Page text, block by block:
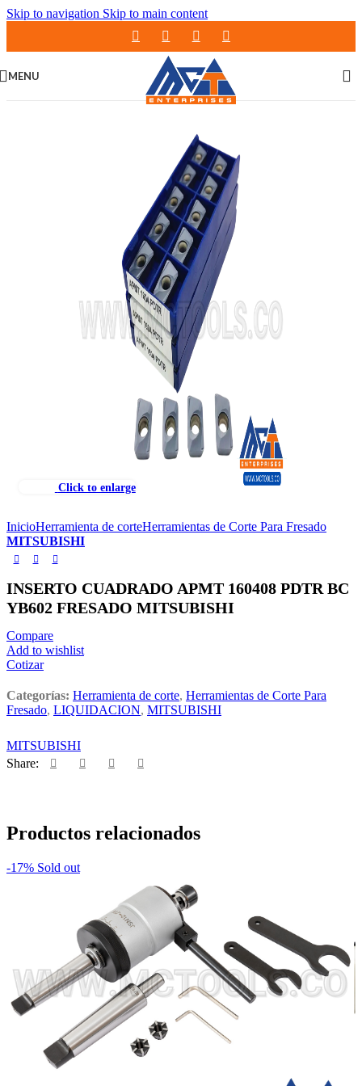
Skip to navigation Skip to main content
MENU
Click to enlarge
InicioHerramienta de corteHerramientas de Corte Para Fresado
MITSUBISHI
INSERTO CUADRADO APMT 160408 PDTR BC
YB602 FRESADO MITSUBISHI
Compare
Add to wishlist
Cotizar
Categorías: Herramienta de corte, Herramientas de Corte Para
Fresado, LIQUIDACION, MITSUBISHI
MITSUBISHI
Share:
Productos relacionados
-17% Sold out